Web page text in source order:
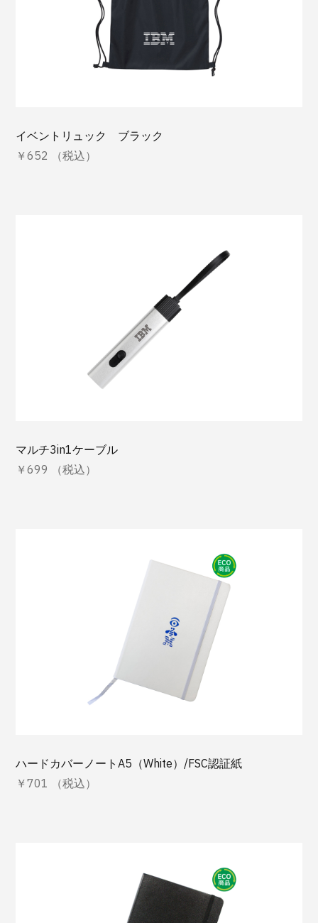
イベントリュック ブラック
￥652 （税込）
マルチ3in1ケーブル
￥699 （税込）
ハードカバーノートA5（White）/FSC認証紙
￥701 （税込）